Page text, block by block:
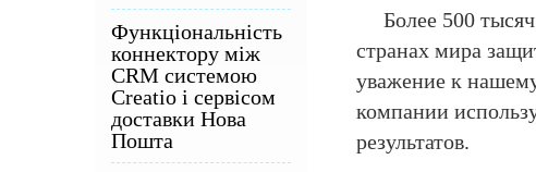
Функціональність
коннектору між
CRM системою
Creatio і сервісом
доставки Нова
Пошта
Более 500 тысяч
странах мира
уважение к
компании
результатов.